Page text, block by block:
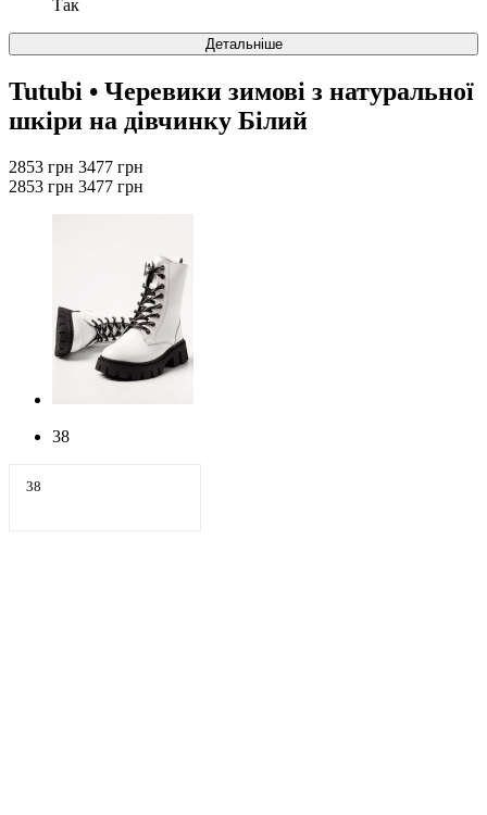
Так
Детальніше
Tutubi • Черевики зимові з натуральної
шкіри на дівчинку Білий
2853 грн 3477 грн
2853 грн 3477 грн
38
38